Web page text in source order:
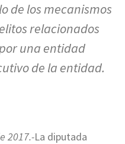
de los mecanismos
relacionados
una entidad
de la entidad.
2017.-La diputada